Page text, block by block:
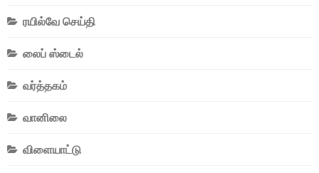
ரயில்வே செய்தி
லைப் ஸ்டைல்
வர்த்தகம்
வானிலை
விளையாட்டு